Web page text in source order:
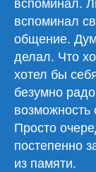
вспоминал
общение.
делал. Что
хотел бы
безумно
возможность
Просто
постепенно
из памяти.